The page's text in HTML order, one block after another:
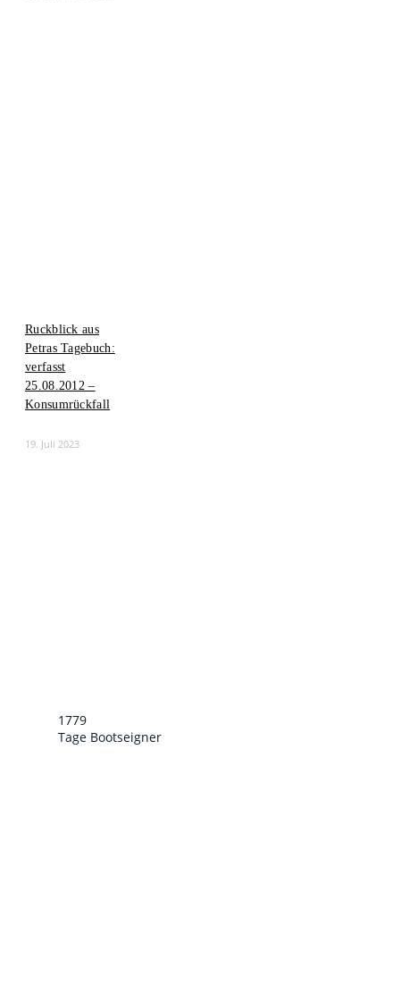
Ruckblick aus
Petras Tagebuch:
verfasst
25.08.2012 –
Konsumrückfall
19. Juli 2023
1779
Tage Bootseigner